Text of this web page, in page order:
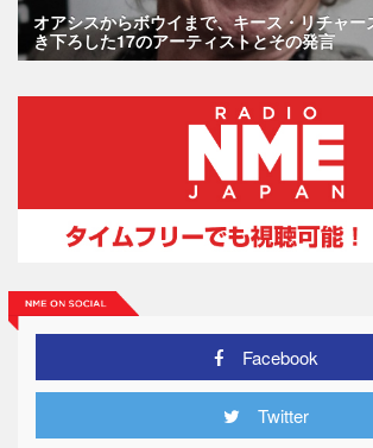
オアシスからボウイまで、キース・リチャー
き下ろした17のアーティストとその発言
Facebook
Twitter